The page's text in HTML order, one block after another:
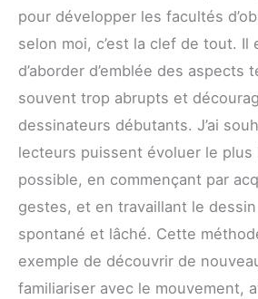
pour développer les facultés
selon moi, c’est la clef de tout. Il
d’aborder d’emblée des aspects
souvent trop abrupts et
dessinateurs débutants. J’ai
lecteurs puissent évoluer le plus
possible, en commençant par
gestes, et en travaillant le
spontané et lâché. Cette
exemple de découvrir de
familiariser avec le mouvement,